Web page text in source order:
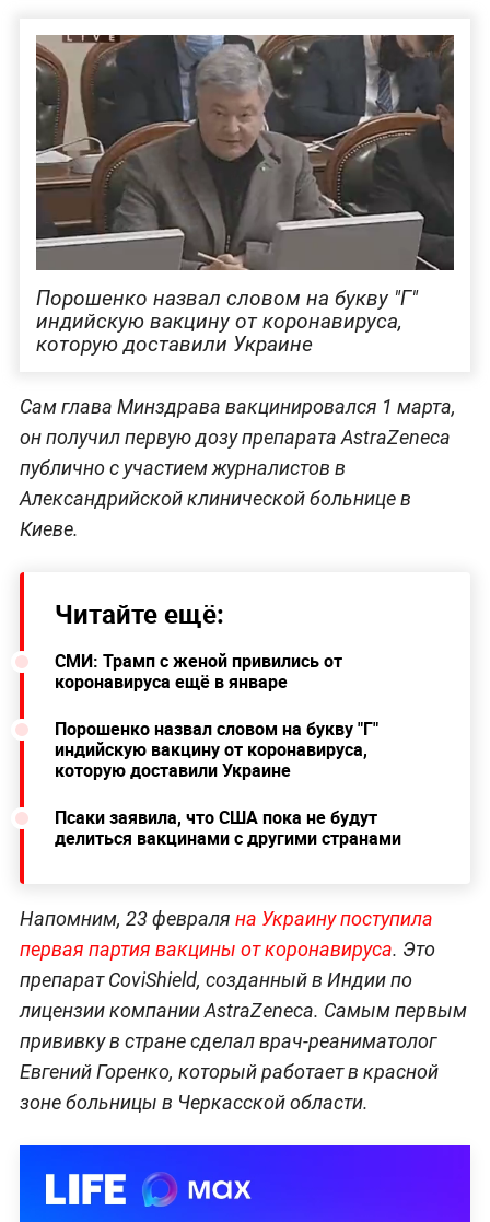
Порошенко назвал словом на букву "Г"
индийскую вакцину от коронавируса,
которую доставили Украине
Сам глава Минздрава вакцинировался 1 марта,
он получил первую дозу препарата AstraZeneca
публично с участием журналистов в
Александрийской клинической больнице в
Киеве.
Читайте ещё:
СМИ: Трамп с женой привились от
коронавируса ещё в январе
Порошенко назвал словом на букву "Г"
индийскую вакцину от коронавируса,
которую доставили Украине
Псаки заявила, что США пока не будут
делиться вакцинами с другими странами
Напомним, 23 февраля на Украину поступила
первая партия вакцины от коронавируса. Это
препарат CoviShield, созданный в Индии по
лицензии компании AstraZeneca. Самым первым
прививку в стране сделал врач-реаниматолог
Евгений Горенко, который работает в красной
зоне больницы в Черкасской области.